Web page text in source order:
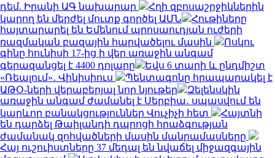
դեմ. Իրանի ԱԳ նախարար
Հղի զբոսաշրջիկներին
կարող են մերժել մուտք գործել ԱՄՆ
Հութիները
հայտարարել են Եմենում պրոսաուդյան ուժերի
ռազմական բազային հարվածելու մասին
Ոսկու
գինը հունիսի 17-ից ի վեր առաջին անգամ
գերազանցել է 4400 դոլարը
Եվս 6 տարի և ընդմիշտ
«Ռեալում»․ Վինիսիուս
Պենտագոնը հրապարակել է
ԱԹՕ-ների վերաբերյալ նոր նյութեր
Զելենսկին
առաջին անգամ ժամանել է Սերբիա․ սպասվում են
կարևոր բանակցություններ Վուչիչի հետ
Հայտնի
են դարձել Թաիլանդի դպրոցի հրաձգության
ժամանակ զոհվածների մասին մանրամասները
Հայ ուշուիստները 37 մեդալ են նվաճել միջազգային